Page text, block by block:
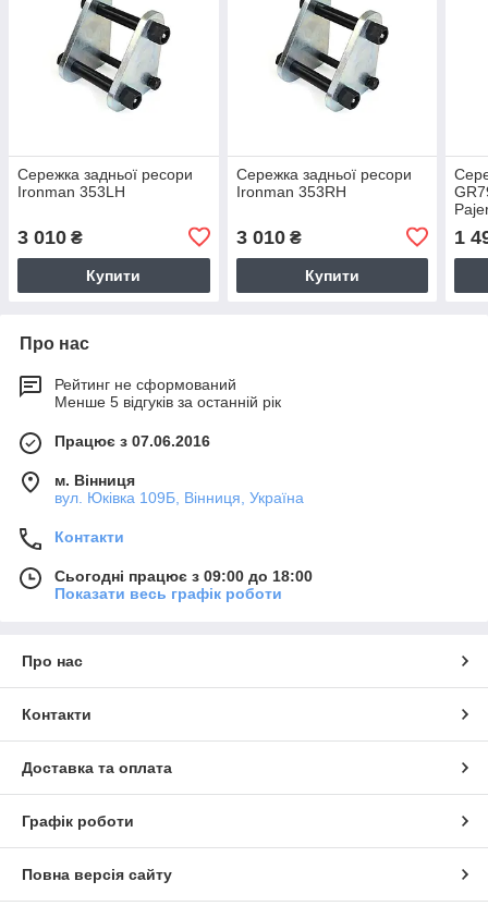
Сережка задньої ресори
Ironman 353LH
3 010 ₴
Купити
Сережка задньої ресори
Ironman 353RH
3 010₴
Купити
1
Про нас
Рейтинг не сформований
Менше 5 відгуків за останній рік
Працює з 07.06.2016
м. Вінниця
вул. Юківка 109Б, Вінниця, Україна
Контакти
Сьогодні працює з 09:00 до 18:00
Показати весь графік роботи
Про нас
Контакти
Доставка та оплата
Графік роботи
Повна версія сайту